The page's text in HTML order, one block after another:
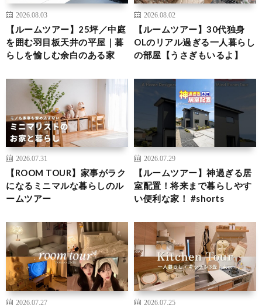
2026.08.03
【ルームツアー】25坪／中庭
を囲む羽目板天井の平屋｜暮
らしを愉しむ余白のある家
2026.08.02
【ルームツアー】30代独身
OLのリアル過ぎる一人暮らし
の部屋【うさぎもいるよ】
2026.07.31
【ROOM TOUR】家事がラク
になるミニマルな暮らしのル
ームツアー
2026.07.29
【ルームツアー】神過ぎる居
室配置！将来まで暮らしやす
い便利な家！ #shorts
2026.07.27 2026.07.25